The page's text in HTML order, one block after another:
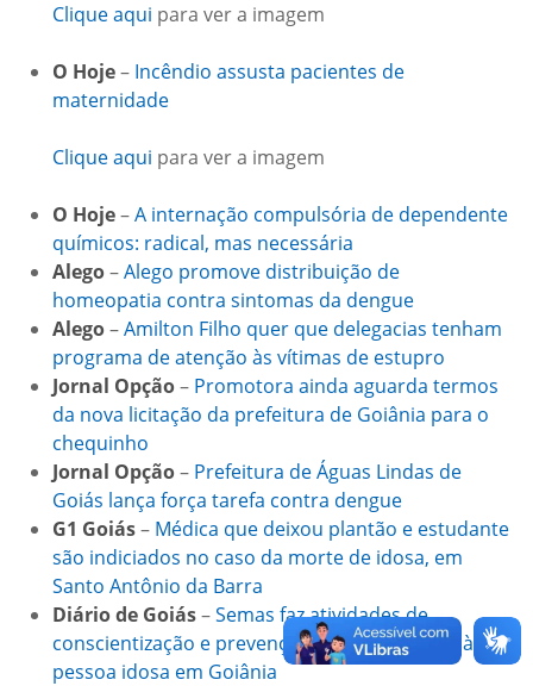
Clique aqui para ver a imagem
O Hoje– Incêndio assusta pacientes de
maternidade
Clique aqui para ver a imagem
O Hoje–A internação compulsória de dependente
químicos: radical, mas necessária
Alego–Alego promove distribuição de
homeopatia contra sintomas da dengue
Alego–Amilton Filho quer que delegacias tenham
programa de atenção às vítimas de estupro
Jornal Opção– Promotora ainda aguarda termos
da nova licitação da prefeitura de Goiânia para o
chequinho
Jornal Opção– Prefeitura de Águas Lindas de
Goiás lança força tarefa contra dengue
G1 Goiás– Médica que deixou plantão e estudante
são indiciados no caso da morte de idosa, em
Santo Antônio da Barra
Diário de Goiás–Semas faz atividades de
conscientização e prevenção contra violência à
pessoa idosa em Goiânia